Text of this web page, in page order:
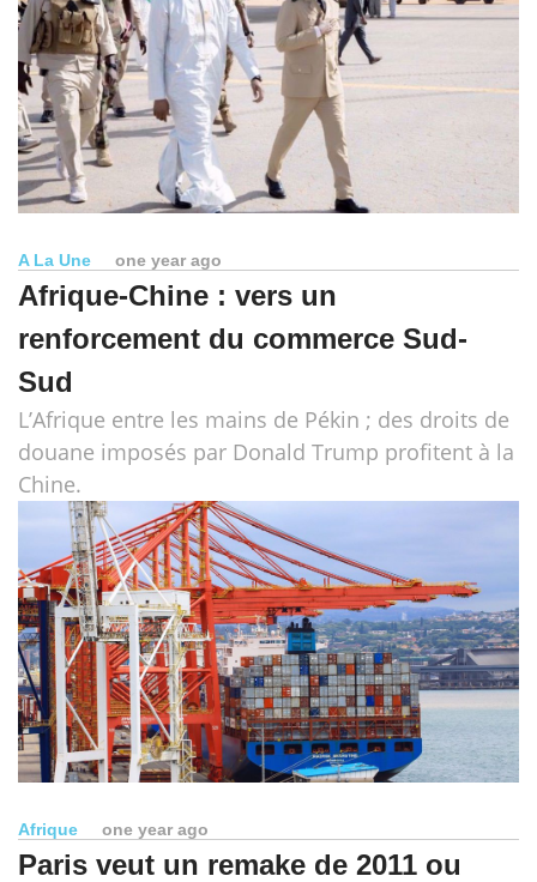
A La Une one year ago
Afrique-Chine : vers un
renforcement du commerce Sud-
Sud
L’Afrique entre les mains de Pékin ; des droits de
douane imposés par Donald Trump profitent à la
Chine.
Afrique one year ago
Paris veut un remake de 2011 ou